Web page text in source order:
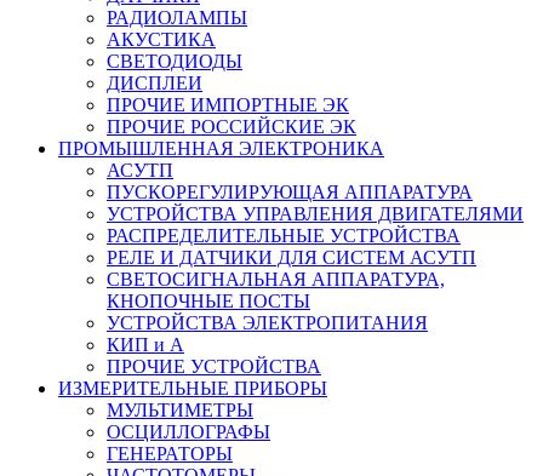
РАДИОЛАМПЫ
АКУСТИКА
СВЕТОДИОДЫ
ДИСПЛЕИ
ПРОЧИЕ ИМПОРТНЫЕ ЭК
ПРОЧИЕ РОССИЙСКИЕ ЭК
ПРОМЫШЛЕННАЯ ЭЛЕКТРОНИКА
АСУТП
ПУСКОРЕГУЛИРУЮЩАЯ АППАРАТУРА
УСТРОЙСТВА УПРАВЛЕНИЯ ДВИГАТЕЛЯМИ
РАСПРЕДЕЛИТЕЛЬНЫЕ УСТРОЙСТВА
РЕЛЕ И ДАТЧИКИ ДЛЯ СИСТЕМ АСУТП
СВЕТОСИГНАЛЬНАЯ АППАРАТУРА,
КНОПОЧНЫЕ ПОСТЫ
УСТРОЙСТВА ЭЛЕКТРОПИТАНИЯ
КИП и А
ПРОЧИЕ УСТРОЙСТВА
ИЗМЕРИТЕЛЬНЫЕ ПРИБОРЫ
МУЛЬТИМЕТРЫ
ОСЦИЛЛОГРАФЫ
ГЕНЕРАТОРЫ